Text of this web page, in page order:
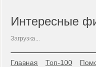
Интересные
Загрузка...
Главная Топ-100